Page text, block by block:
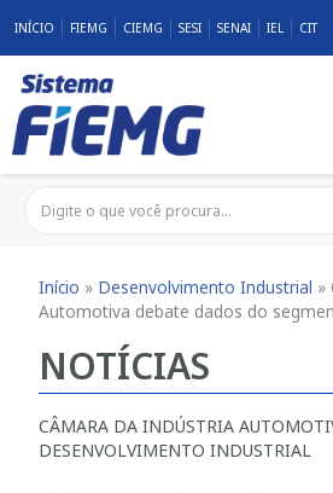
INÍCIO FIEMG CIEMG SESI SENAI IEL CIT
Início » Desenvolvimento Industrial »
Automotiva debate dados do
NOTÍCIAS
CÂMARA DA INDÚSTRIA
DESENVOLVIMENTO INDUSTRIAL